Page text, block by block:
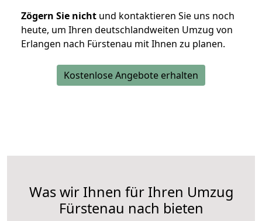
Zögern Sie nicht und kontaktieren Sie uns noch
heute, um Ihren deutschlandweiten Umzug von
Erlangen nach Fürstenau mit Ihnen zu planen.
Kostenlose Angebote erhalten
Was wir Ihnen für Ihren Umzug
Fürstenau nach bieten